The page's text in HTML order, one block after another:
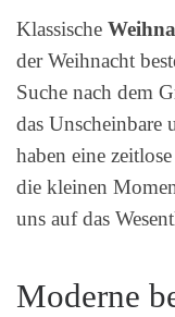
Klassische
der Weihnacht
Suche nach dem
das Unscheinbare
haben eine
die kleinen
uns auf das
Moderne